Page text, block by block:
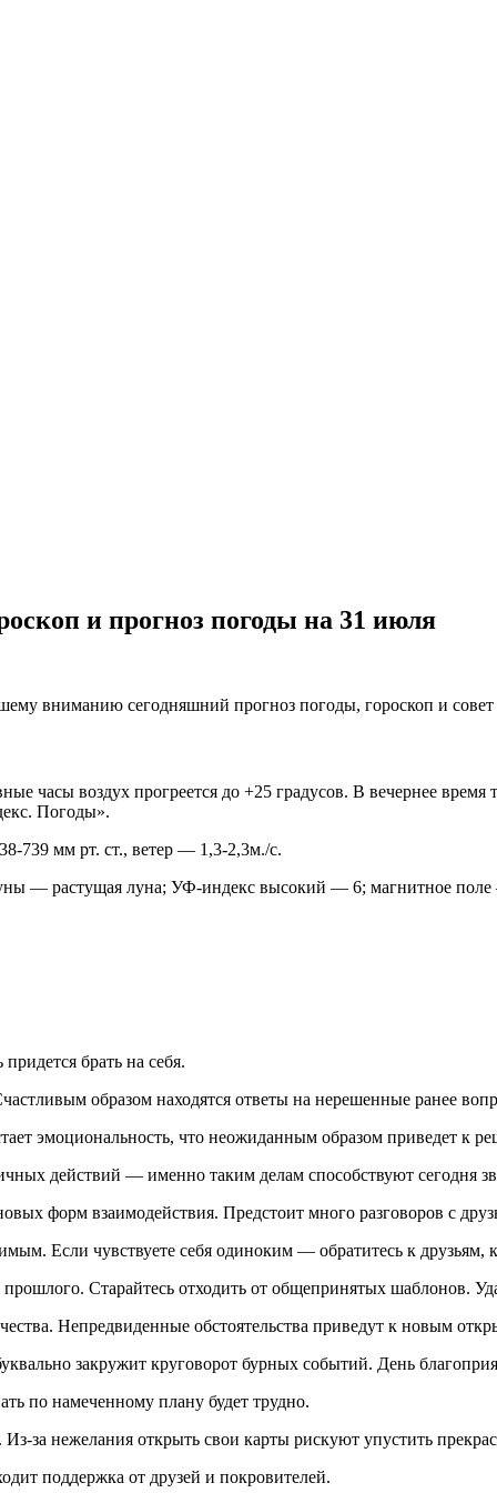
и прогноз погоды на 31 июля
вниманию сегодняшний прогноз погоды, гороскоп и совет
часы воздух прогреется до +25 градусов. В вечернее
Погоды».
739 мм рт. ст., ветер — 1,3-2,3м./с.
— растущая луна; УФ-индекс высокий — 6; магнитное
брать на себя.
образом находятся ответы на нерешенные ранее
эмоциональность, что неожиданным образом приведет к
действий — именно таким делам способствуют сегодня
форм взаимодействия. Предстоит много разговоров с
Если чувствуете себя одиноким — обратитесь к друзьям,
Старайтесь отходить от общепринятых шаблонов.
Непредвиденные обстоятельства приведут к новым
закружит круговорот бурных событий. День
по намеченному плану будет трудно.
за нежелания открыть свои карты рискуют упустить
поддержка от друзей и покровителей.